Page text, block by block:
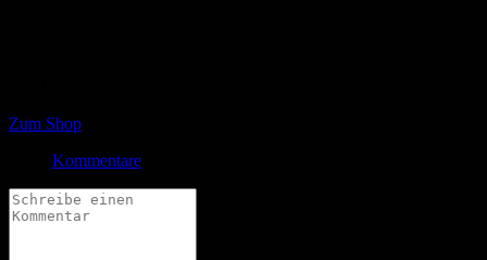
Zum Shop
Kommentare